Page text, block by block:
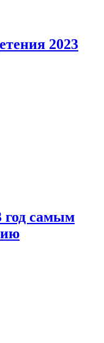
2023
год самым